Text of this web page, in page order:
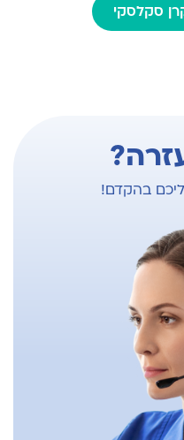
בבית החולים.
סקלסקי
בהקדם!